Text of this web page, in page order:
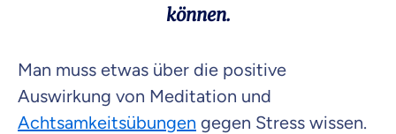
können.
Man muss etwas über die positive
Auswirkung von Meditation und
Achtsamkeitsübungen gegen Stress wissen.